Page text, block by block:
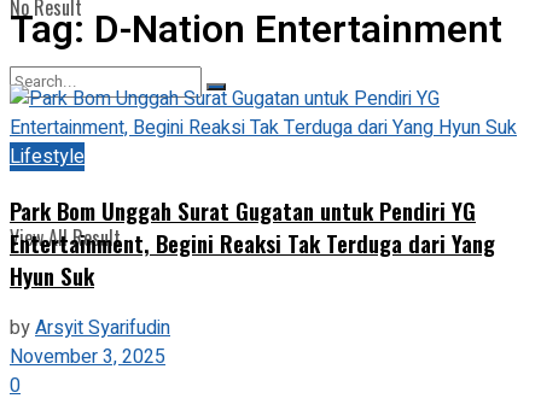
No Result
View All Result
No Result
View All Result
Tag: D-Nation Entertainment
Lifestyle
Park Bom Unggah Surat Gugatan untuk Pendiri YG
Entertainment, Begini Reaksi Tak Terduga dari Yang
Hyun Suk
byArsyit Syarifudin
November 3, 2025
0